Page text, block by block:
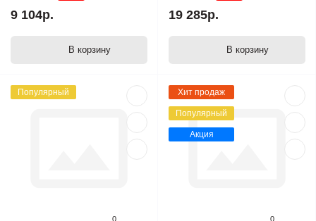
9 104р.
В корзину
19 285р.
В корзину
Популярный
0
Хит продаж
Популярный
Акция
0